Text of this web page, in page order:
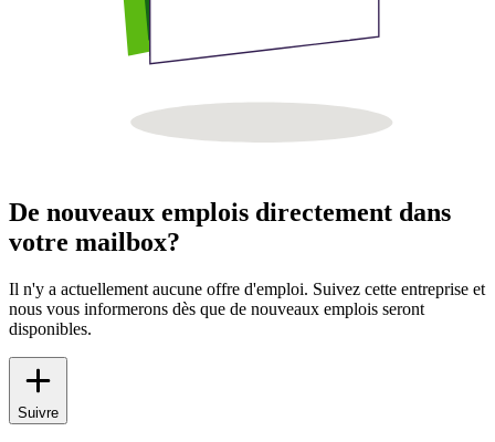
De nouveaux emplois directement dans
votre mailbox?
Il n'y a actuellement aucune offre d'emploi. Suivez cette entreprise et
nous vous informerons dès que de nouveaux emplois seront
disponibles.
Suivre